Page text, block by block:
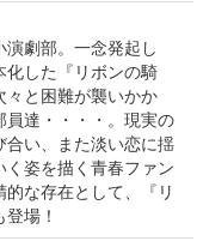
劇部。一念発起し
化した『リボンの騎
々と困難が襲いかか
員達・・・・。現実の
合い、また淡い恋に揺
姿を描く青春ファン
な存在として、『リ
場！